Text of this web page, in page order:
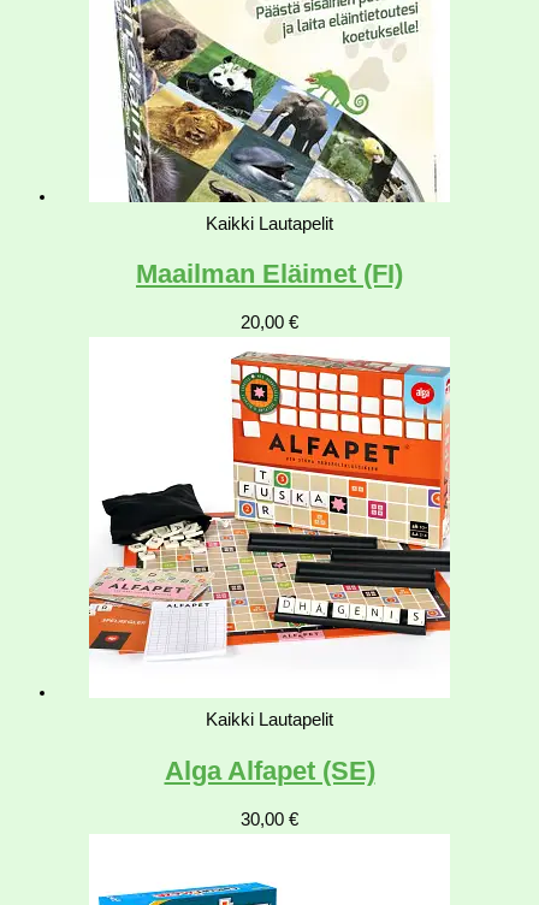
Kaikki Lautapelit
Maailman Eläimet (FI)
20,00 €
Kaikki Lautapelit
Alga Alfapet (SE)
30,00 €